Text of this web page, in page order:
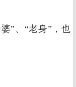
”、“老身”，也